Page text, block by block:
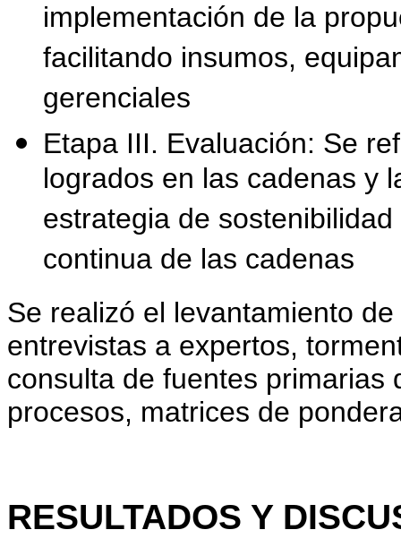
implementación de la
facilitando insumos,
gerenciales
Etapa III. Evaluación: Se
logrados en las cadenas y
estrategia de
continua de las cadenas
Se realizó el levantamiento
entrevistas a expertos,
consulta de fuentes primarias
procesos, matrices de
RESULTADOS Y